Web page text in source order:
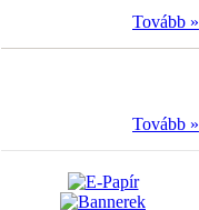
Tovább »
Tovább »